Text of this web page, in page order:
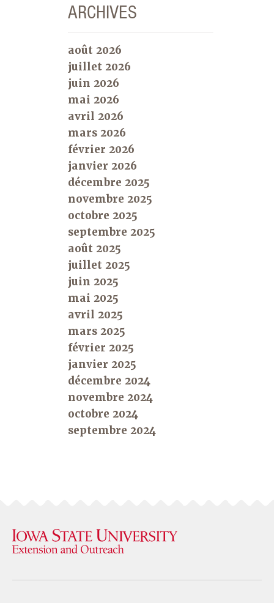
ARCHIVES
août 2026
juillet 2026
juin 2026
mai 2026
avril 2026
mars 2026
février 2026
janvier 2026
décembre 2025
novembre 2025
octobre 2025
septembre 2025
août 2025
juillet 2025
juin 2025
mai 2025
avril 2025
mars 2025
février 2025
janvier 2025
décembre 2024
novembre 2024
octobre 2024
septembre 2024